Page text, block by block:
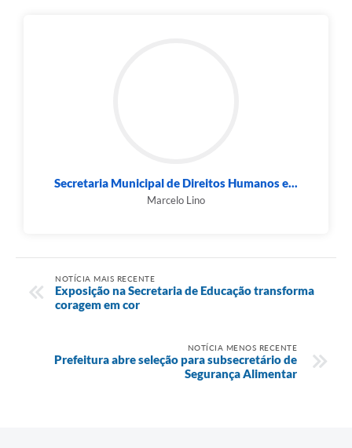
Secretaria Municipal de Direitos Humanos e...
Marcelo Lino
NOTÍCIA MAIS RECENTE
Exposição na Secretaria de Educação transforma
coragem em cor
NOTÍCIA MENOS RECENTE
Prefeitura abre seleção para subsecretário de
Segurança Alimentar